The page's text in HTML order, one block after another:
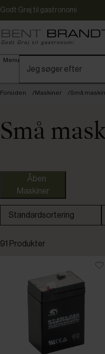
Godt Grej til gastronomi
Menu
Forsiden Maskiner Små
Små
Maskiner
Standardsortering
Laveste pris
Højeste pris
Tilføjet for nylig
91 Produkter